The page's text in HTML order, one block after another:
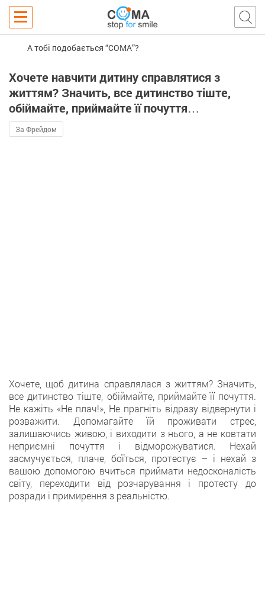
А тобі подобається “COMA”?
Хочете навчити дитину справлятися з
життям? Значить, все дитинство тіште,
обіймайте, приймайте її почуття…
За Фрейдом
Хочете, щоб дитина справлялася з життям? Значить,
все дитинство тіште, обіймайте, приймайте її почуття.
Не кажіть «Не плач!», Не прагніть відразу відвернути і
розважити. Допомагайте їй проживати стрес,
залишаючись живою, і виходити з нього, а не ковтати
неприємні почуття і відморожуватися. Нехай
засмучується, плаче, боїться, протестує – і нехай з
вашою допомогою вчиться приймати недосконалість
світу, переходити від розчарування і протесту до
розради і примирення з реальністю.